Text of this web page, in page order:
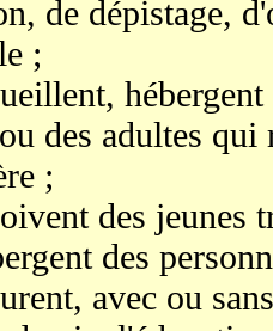
de dépistage,
;
des adultes
;
des jeunes
des
avec ou